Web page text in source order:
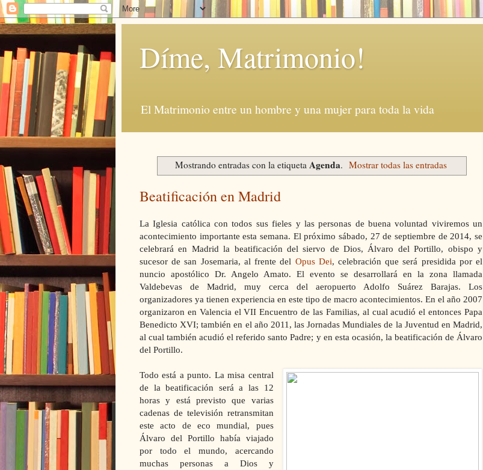
Díme, Matrimonio!
El Matrimonio entre un hombre y una mujer para toda la vida
Mostrando entradas con la etiqueta Agenda. Mostrar todas las entradas
Beatificación en Madrid
La Iglesia católica con todos sus fieles y las personas de buena voluntad viviremos un
acontecimiento importante esta semana. El próximo sábado, 27 de septiembre de 2014, se
celebrará en Madrid la beatificación del siervo de Dios, Álvaro del Portillo, obispo y
sucesor de san Josemaria, al frente del Opus Dei, celebración que será presidida por el
nuncio apostólico Dr. Angelo Amato. El evento se desarrollará en la zona llamada
Valdebevas de Madrid, muy cerca del aeropuerto Adolfo Suárez Barajas. Los
organizadores ya tienen experiencia en este tipo de macro acontecimientos. En el año 2007
organizaron en Valencia el VII Encuentro de las Familias, al cual acudió el entonces Papa
Benedicto XVI; también en el año 2011, las Jornadas Mundiales de la Juventud en Madrid,
al cual también acudió el referido santo Padre; y en esta ocasión, la beatificación de Álvaro
del Portillo.
Todo está a punto. La misa central
de la beatificación será a las 12
horas y está previsto que varias
cadenas de televisión retransmitan
este acto de eco mundial, pues
Álvaro del Portillo había viajado
por todo el mundo, acercando
muchas personas a Dios y